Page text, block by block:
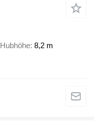
Hubhöhe 8,2 m